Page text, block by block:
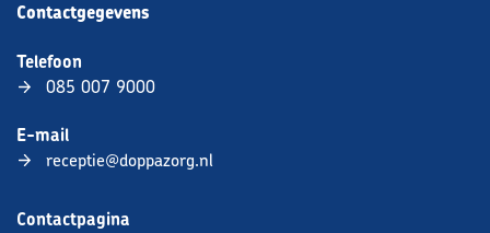
Contactgegevens
Telefoon
085 007 9000
E-mail
receptie@doppazorg.nl
Contactpagina